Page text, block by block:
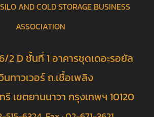
AND COLD STORAGE BUSINESS
ASSOCIATION
2 D ชั้นที่ 1 อาคารชุดเดอะรอยัล
นทาวเวอร์ ถ.เชื้อเพลิง
เขตยานนาวา กรุงเทพฯ 10120